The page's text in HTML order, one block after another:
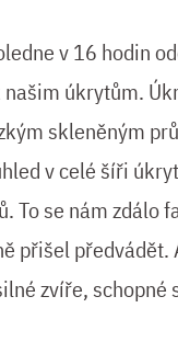
v 16 hodin
úkrytům.
skleněným
v celé šíři
To se nám zdálo
přišel
zvíře,